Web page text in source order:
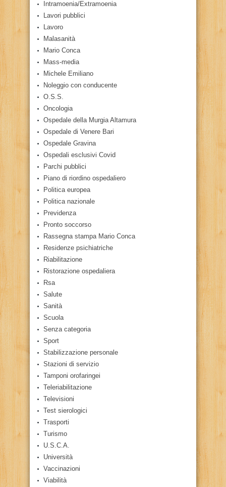
Intramoenia/Extramoenia
Lavori pubblici
Lavoro
Malasanità
Mario Conca
Mass-media
Michele Emiliano
Noleggio con conducente
O.S.S.
Oncologia
Ospedale della Murgia Altamura
Ospedale di Venere Bari
Ospedale Gravina
Ospedali esclusivi Covid
Parchi pubblici
Piano di riordino ospedaliero
Politica europea
Politica nazionale
Previdenza
Pronto soccorso
Rassegna stampa Mario Conca
Residenze psichiatriche
Riabilitazione
Ristorazione ospedaliera
Rsa
Salute
Sanità
Scuola
Senza categoria
Sport
Stabilizzazione personale
Stazioni di servizio
Tamponi orofaringei
Teleriabilitazione
Televisioni
Test sierologici
Trasporti
Turismo
U.S.C.A.
Università
Vaccinazioni
Viabilità